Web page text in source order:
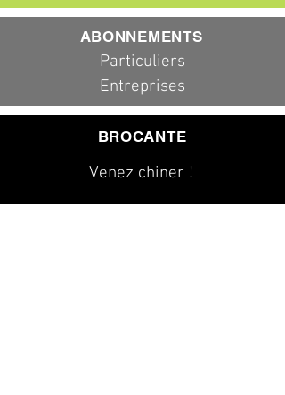
ABONNEMENTS
Particuliers
Entreprises
BROCANTE
Venez chiner !